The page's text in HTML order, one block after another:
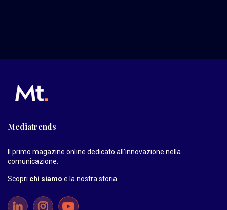
Mediatrends
Il primo magazine online dedicato all’innovazione nella
comunicazione.
Scopri chi siamo e la nostra storia